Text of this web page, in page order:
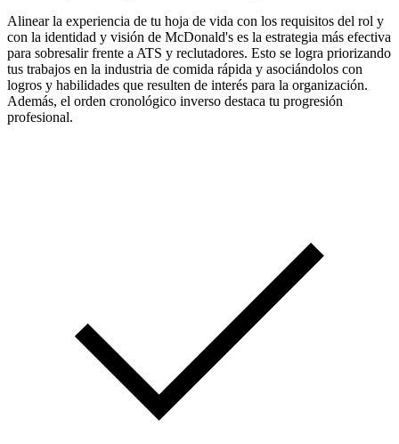
Alinear la experiencia de tu hoja de vida con los requisitos del rol y
con la identidad y visión de McDonald's es la estrategia más efectiva
para sobresalir frente a ATS y reclutadores. Esto se logra priorizando
tus trabajos en la industria de comida rápida y asociándolos con
logros y habilidades que resulten de interés para la organización.
Además, el orden cronológico inverso destaca tu progresión
profesional.